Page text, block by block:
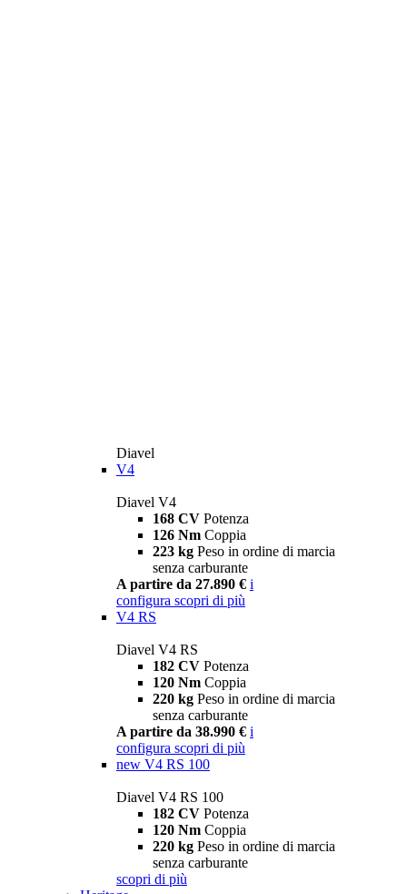
Diavel
V4
Diavel V4
168 CV Potenza
126 Nm Coppia
223 kg Peso in ordine di marcia
senza carburante
A partire da 27.890 € i
configura scopri di più
V4 RS
Diavel V4 RS
182 CV Potenza
120 Nm Coppia
220 kg Peso in ordine di marcia
senza carburante
A partire da 38.990 € i
configura scopri di più
new V4 RS 100
Diavel V4 RS 100
182 CV Potenza
120 Nm Coppia
220 kg Peso in ordine di marcia
senza carburante
scopri di più